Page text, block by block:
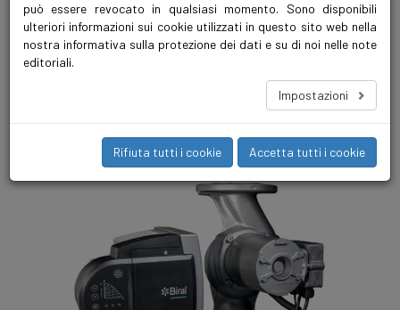
ModulA 40-18 250 GREEN
Pompe di circolazione per acqua refrigerata ModulA di Biral si è
presentata ﬁn dall’inizio come la numero uno in termini di
risparmio energetico ed economicità. Con la nuova interfaccia
Bluetooth tramite la app Biral ONE, le possibilità di comando e
di scambio di informazioni si sono moltiplicate.
può essere revocato in qualsiasi momento. Sono disponibili
ulteriori informazioni sui cookie utilizzati in questo sito web nella
nostra informativa sulla protezione dei dati e su di noi nelle note
editoriali.
Impostazioni
Rifiuta tutti i cookie Accetta tutti i cookie